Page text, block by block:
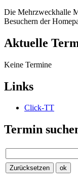
Die Mehrzweckhalle
Besuchern der
Aktuelle
Keine Termine
Links
Click-TT
Termin